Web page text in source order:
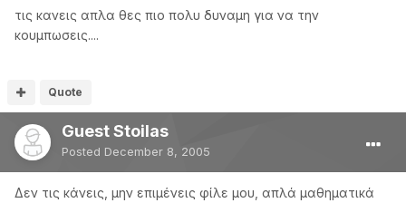
τις κανεις απλα θες πιο πολυ δυναμη για να την
κουμπωσεις....
Quote
Guest Stoilas
Posted December 8, 2005
Δεν τις κάνεις, μην επιμένεις φίλε μου, απλά μαθηματικά